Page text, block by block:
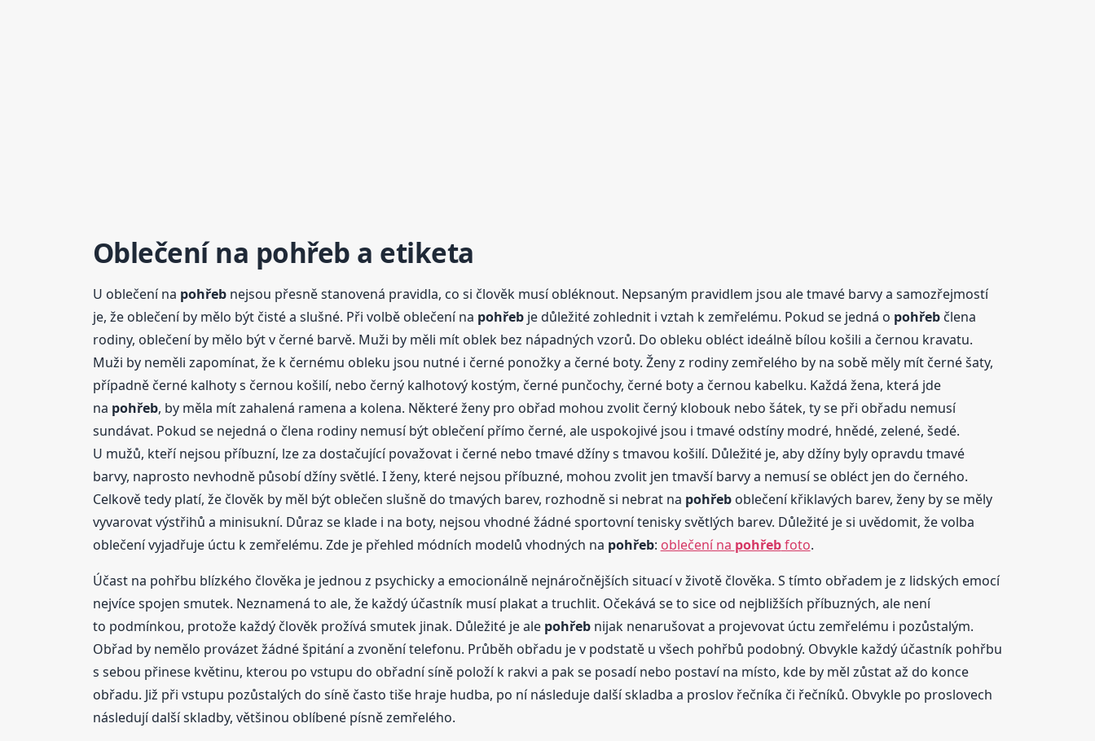
Oblečení na pohřeb a etiketa
U oblečení na pohřebnejsou přesně stanovená pravidla, co si člověk musí obléknout. Nepsaným pravidlem jsou ale tmavé barvy a samozřejmostí
je, že oblečení by mělo být čisté a slušné. Při volbě oblečení na pohřebje důležité zohlednit i vztah k zemřelému. Pokud se jedná o pohřebčlena
rodiny, oblečení by mělo být v černé barvě. Muži by měli mít oblek bez nápadných vzorů. Do obleku obléct ideálně bílou košili a černou kravatu.
Muži by neměli zapomínat, že k černému obleku jsou nutné i černé ponožky a černé boty. Ženy z rodiny zemřelého by na sobě měly mít černé šaty,
případně černé kalhoty s černou košilí, nebo černý kalhotový kostým, černé punčochy, černé boty a černou kabelku. Každá žena, která jde
na pohřeb, by měla mít zahalená ramena a kolena. Některé ženy pro obřad mohou zvolit černý klobouk nebo šátek, ty se při obřadu nemusí
sundávat. Pokud se nejedná o člena rodiny nemusí být oblečení přímo černé, ale uspokojivé jsou i tmavé odstíny modré, hnědé, zelené, šedé.
U mužů, kteří nejsou příbuzní, lze za dostačující považovat i černé nebo tmavé džíny s tmavou košilí. Důležité je, aby džíny byly opravdu tmavé
barvy, naprosto nevhodně působí džíny světlé. I ženy, které nejsou příbuzné, mohou zvolit jen tmavší barvy a nemusí se obléct jen do černého.
Celkově tedy platí, že člověk by měl být oblečen slušně do tmavých barev, rozhodně si nebrat na pohřeboblečení křiklavých barev, ženy by se měly
vyvarovat výstřihů a minisukní. Důraz se klade i na boty, nejsou vhodné žádné sportovní tenisky světlých barev. Důležité je si uvědomit, že volba
oblečení vyjadřuje úctu k zemřelému. Zde je přehled módních modelů vhodných na pohřeb: oblečení na pohřebfoto.
Účast na pohřbu blízkého člověka je jednou z psychicky a emocionálně nejnáročnějších situací v životě člověka. S tímto obřadem je z lidských emocí
nejvíce spojen smutek. Neznamená to ale, že každý účastník musí plakat a truchlit. Očekává se to sice od nejbližších příbuzných, ale není
to podmínkou, protože každý člověk prožívá smutek jinak. Důležité je ale pohřebnijak nenarušovat a projevovat úctu zemřelému i pozůstalým.
Obřad by nemělo provázet žádné špitání a zvonění telefonu. Průběh obřadu je v podstatě u všech pohřbů podobný. Obvykle každý účastník pohřbu
s sebou přinese květinu, kterou po vstupu do obřadní síně položí k rakvi a pak se posadí nebo postaví na místo, kde by měl zůstat až do konce
obřadu. Již při vstupu pozůstalých do síně často tiše hraje hudba, po ní následuje další skladba a proslov řečníka či řečníků. Obvykle po proslovech
následují další skladby, většinou oblíbené písně zemřelého.